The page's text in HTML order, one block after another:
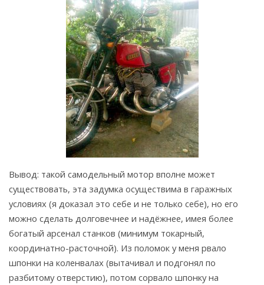
Вывод: такой самодельный мотор вполне может
существовать, эта задумка осуществима в гаражных
условиях (я доказал это себе и не только себе), но его
можно сделать долговечнее и надёжнее, имея более
богатый арсенал станков (минимум токарный,
координатно-расточной). Из поломок у меня рвало
шпонки на коленвалах (вытачивал и подгонял по
разбитому отверстию), потом сорвало шпонку на